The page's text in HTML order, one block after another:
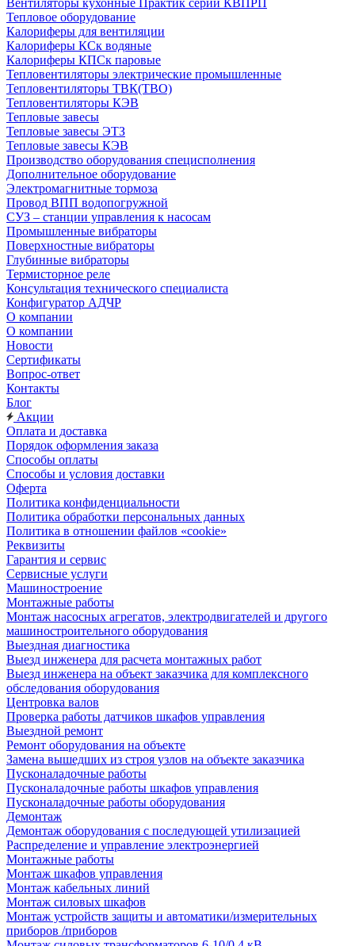
Вентиляторы кухонные Практик серии КВПРП
Тепловое оборудование
Калориферы для вентиляции
Калориферы КСк водяные
Калориферы КПСк паровые
Тепловентиляторы электрические промышленные
Тепловентиляторы ТВК(ТВО)
Тепловентиляторы КЭВ
Тепловые завесы
Тепловые завесы ЭТЗ
Тепловые завесы КЭВ
Производство оборудования специсполнения
Дополнительное оборудование
Электромагнитные тормоза
Провод ВПП водопогружной
СУЗ – станции управления к насосам
Промышленные вибраторы
Поверхностные вибраторы
Глубинные вибраторы
Термисторное реле
Консультация технического специалиста
Конфигуратор АДЧР
О компании
О компании
Новости
Сертификаты
Вопрос-ответ
Контакты
Блог
Акции
Оплата и доставка
Порядок оформления заказа
Способы оплаты
Способы и условия доставки
Оферта
Политика конфиденциальности
Политика обработки персональных данных
Политика в отношении файлов «cookie»
Реквизиты
Гарантия и сервис
Сервисные услуги
Машиностроение
Монтажные работы
Монтаж насосных агрегатов, электродвигателей и другого
машиностроительного оборудования
Выездная диагностика
Выезд инженера для расчета монтажных работ
Выезд инженера на объект заказчика для комплексного
обследования оборудования
Центровка валов
Проверка работы датчиков шкафов управления
Выездной ремонт
Ремонт оборудования на объекте
Замена вышедших из строя узлов на объекте заказчика
Пусконаладочные работы
Пусконаладочные работы шкафов управления
Пусконаладочные работы оборудования
Демонтаж
Демонтаж оборудования с последующей утилизацией
Распределение и управление электроэнергией
Монтажные работы
Монтаж шкафов управления
Монтаж кабельных линий
Монтаж силовых шкафов
Монтаж устройств защиты и автоматики/измерительных
приборов /приборов